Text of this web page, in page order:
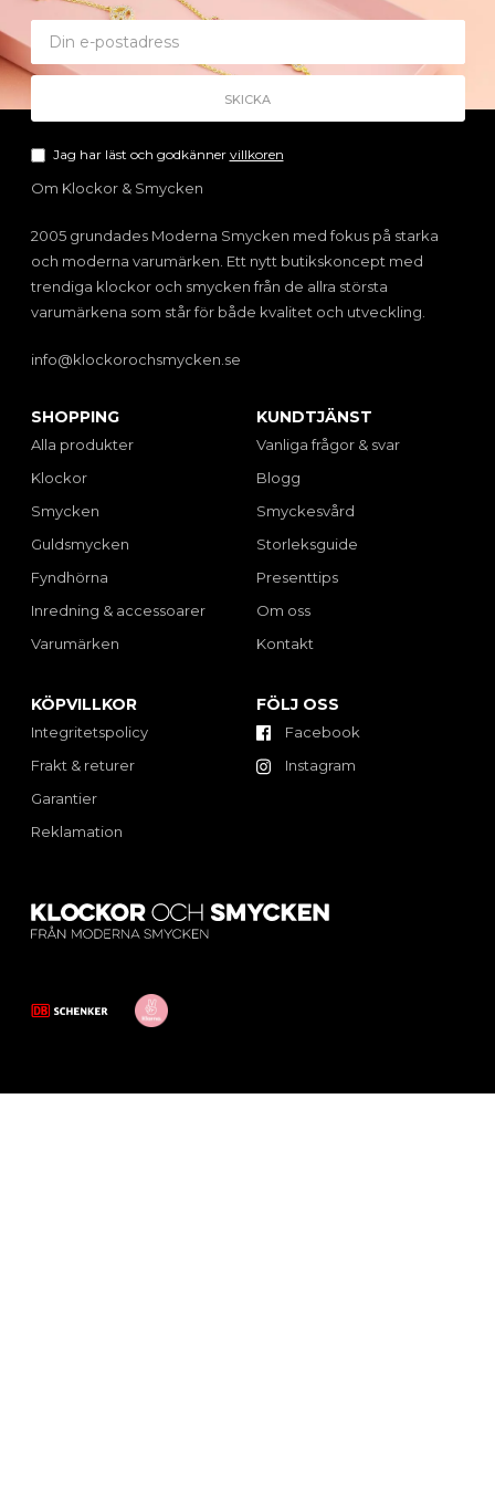
Jag har läst och godkänner villkoren
Om Klockor & Smycken
2005 grundades Moderna Smycken med fokus på starka
och moderna varumärken. Ett nytt butikskoncept med
trendiga klockor och smycken från de allra största
varumärkena som står för både kvalitet och utveckling.
info@klockorochsmycken.se
SHOPPING
Alla produkter
Klockor
Smycken
Guldsmycken
Fyndhörna
Inredning & accessoarer
Varumärken
KUNDTJÄNST
Vanliga frågor & svar
Blogg
Smyckesvård
Storleksguide
Presenttips
Om oss
Kontakt
KÖPVILLKOR
Integritetspolicy
Frakt & returer
Garantier
Reklamation
FÖLJ OSS
Facebook
Instagram